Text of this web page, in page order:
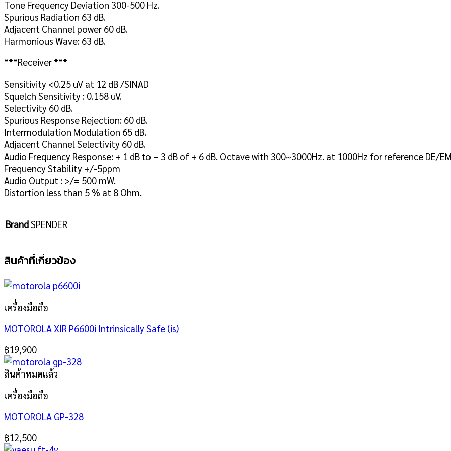
Tone Frequency Deviation 300-500 Hz.
Spurious Radiation 63 dB.
Adjacent Channel power 60 dB.
Harmonious Wave: 63 dB.
***Receiver ***
Sensitivity <0.25 uV at 12 dB /SINAD
Squelch Sensitivity : 0.158 uV.
Selectivity 60 dB.
Spurious Response Rejection: 60 dB.
Intermodulation Modulation 65 dB.
Adjacent Channel Selectivity 60 dB.
Audio Frequency Response: + 1 dB to – 3 dB of + 6 dB. Octave with 300~3000Hz. at 1000Hz for reference DE/
Frequency Stability +/-5ppm
Audio Output : >/= 500 mW.
Distortion less than 5 % at 8 Ohm.
BrandSPENDER
สินค้าที่เกี่ยวข้อง
เครื่องมือถือ
MOTOROLA XIR P6600i Intrinsically Safe (is)
฿19,900
สินค้าหมดแล้ว
เครื่องมือถือ
MOTOROLA GP-328
฿12,500